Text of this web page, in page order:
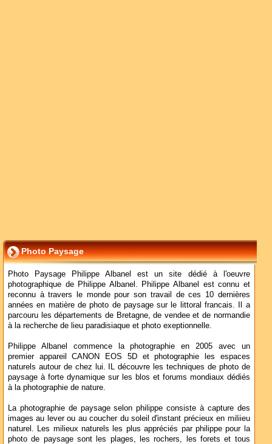
Photo Paysage
Photo Paysage Philippe Albanel est un site dédié à l'oeuvre
photographique de Philippe Albanel. Philippe Albanel est connu et
reconnu à travers le monde pour son travail de ces 10 dernières
années en matière de photo de paysage sur le littoral francais. Il a
parcouru les départements de Bretagne, de vendee et de normandie
à la recherche de lieu paradisiaque et photo exeptionnelle.
Philippe Albanel commence la photographie en 2005 avec un
premier appareil CANON EOS 5D et photographie les espaces
naturels autour de chez lui. IL découvre les techniques de photo de
paysage à forte dynamique sur les blos et forums mondiaux dédiés
à la photographie de nature.
La photographie de paysage selon philippe consiste à capture des
images au lever ou au coucher du soleil d'instant précieux en miliieu
naturel. Les milieux naturels les plus appréciés par philippe pour la
photo de paysage sont les plages, les rochers, les forets et tous